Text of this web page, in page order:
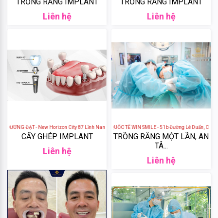
Daily
Comma
Care
Fracora
Club
Liên hệ Liên hệ
DƯƠNG ĐẠT - New Horizon City 87 Lĩnh Nam, Đường Lĩnh Nam, Mai Động, Hoàng Mai, Hà Nội,
CẤY GHÉP IMPLANT
Liên hệ
NHA KHOA THẨM MỸ QUỐC TẾ WIN SMILE - 51b Đường Lê Duẩn, Cửa
TRỒNG RĂNG MỘT LẦN, AN
TÂ...
Liên hệ